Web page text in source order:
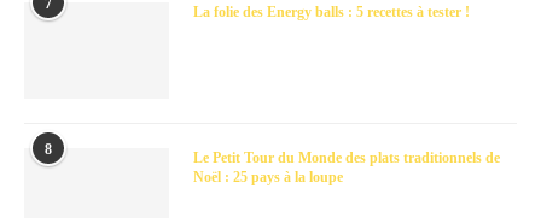
7 La folie des Energy balls : 5 recettes à tester !
8
Le Petit Tour du Monde des plats traditionnels de
Noël : 25 pays à la loupe